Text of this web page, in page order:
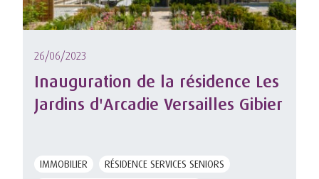
26/06/2023
Inauguration de la résidence Les
Jardins d'Arcadie Versailles Gibier
IMMOBILIER
RÉSIDENCE SERVICES SENIORS